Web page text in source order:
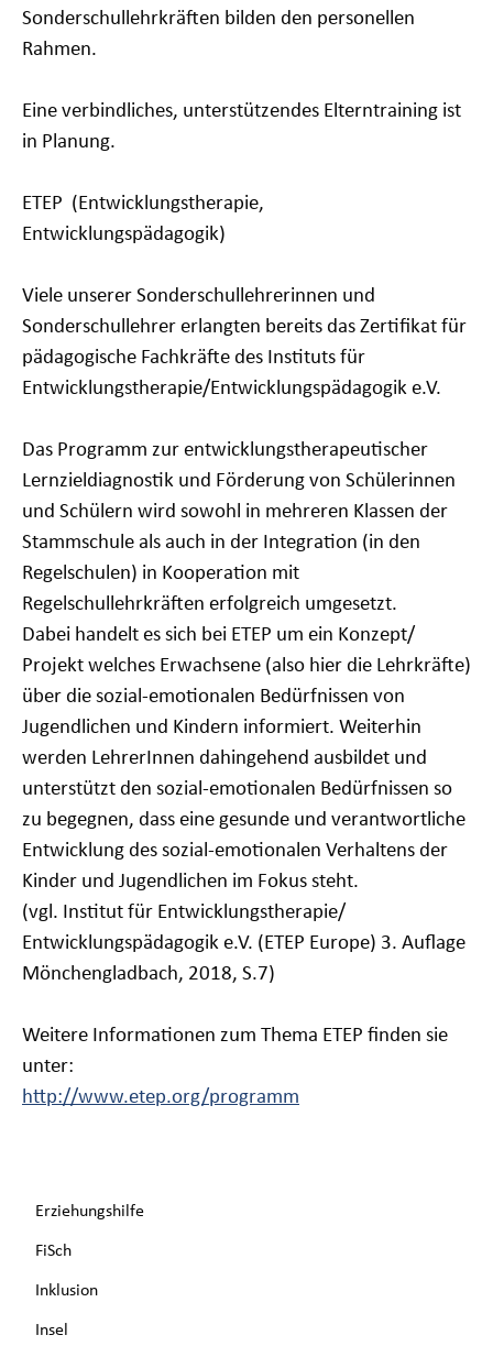
Sonderschullehrkräften bilden den personellen
Rahmen.
Eine verbindliches, unterstützendes Elterntraining ist
in Planung.
ETEP (Entwicklungstherapie,
Entwicklungspädagogik)
Viele unserer Sonderschullehrerinnen und
Sonderschullehrer erlangten bereits das Zertifikat für
pädagogische Fachkräfte des Instituts für
Entwicklungstherapie/Entwicklungspädagogik e.V.
Das Programm zur entwicklungstherapeutischer
Lernzieldiagnostik und Förderung von Schülerinnen
und Schülern wird sowohl in mehreren Klassen der
Stammschule als auch in der Integration (in den
Regelschulen) in Kooperation mit
Regelschullehrkräften erfolgreich umgesetzt.
Dabei handelt es sich bei ETEP um ein Konzept/
Projekt welches Erwachsene (also hier die Lehrkräfte)
über die sozial-emotionalen Bedürfnissen von
Jugendlichen und Kindern informiert. Weiterhin
werden LehrerInnen dahingehend ausbildet und
unterstützt den sozial-emotionalen Bedürfnissen so
zu begegnen, dass eine gesunde und verantwortliche
Entwicklung des sozial-emotionalen Verhaltens der
Kinder und Jugendlichen im Fokus steht.
(vgl. Institut für Entwicklungstherapie/
Entwicklungspädagogik e.V. (ETEP Europe) 3. Auflage
Mönchengladbach, 2018, S.7)
Weitere Informationen zum Thema ETEP finden sie
unter:
http://www.etep.org/programm
überspringen
Erziehungshilfe
FiSch
Inklusion
Insel